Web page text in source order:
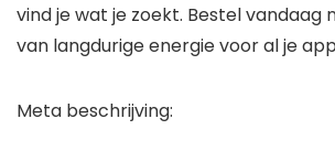
vind je wat je zoekt. Bestel vandaag
van langdurige energie voor al je
Meta beschrijving: